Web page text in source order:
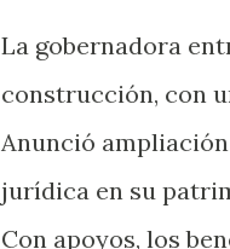
La gobernadora
construcción, con
Anunció
jurídica en su
Con apoyos, los